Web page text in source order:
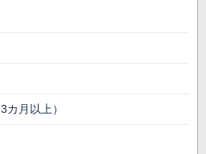
月以上）